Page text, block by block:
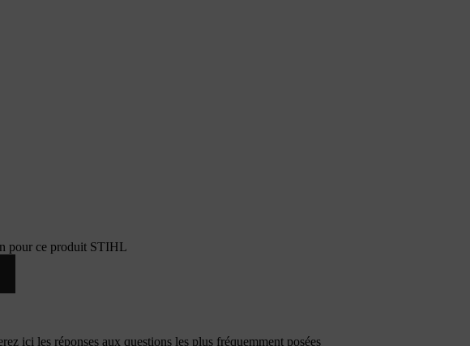
pour ce produit STIHL
ici les réponses aux questions les plus fréquemment posées